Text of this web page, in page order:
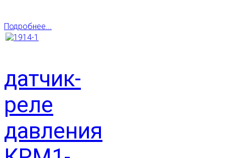
Подробнее...
датчик-
реле
давления